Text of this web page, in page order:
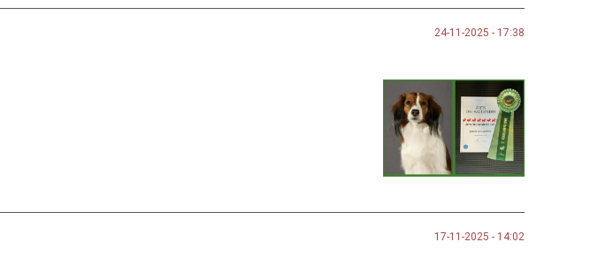
24-11-2025 - 17:38
17-11-2025 - 14:02